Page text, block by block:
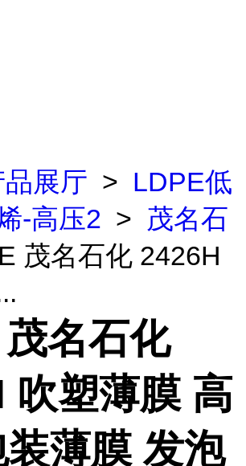
品展厅 > LDPE低
-高压2 > 茂名石
茂名石化 2426H
名石化
吹塑薄膜 高
薄膜 发泡